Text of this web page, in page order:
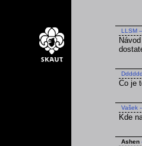
LLSM
Co je
Vašek
Kde
Ashen